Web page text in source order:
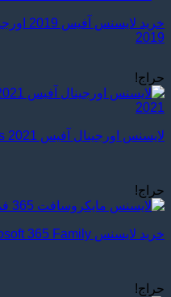
2019
حراج!
لایسنس اورجینال آفیس Office Professional Plus 2021
حراج!
خرید لایسنس Microsoft 365 Family اورجینال (۶ نفره)
حراج!